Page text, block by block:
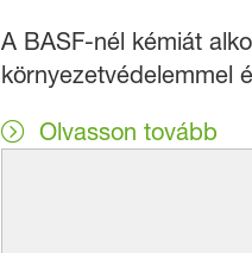
A BASF-nél kémiát
környezetvédelemmel
Olvasson tovább